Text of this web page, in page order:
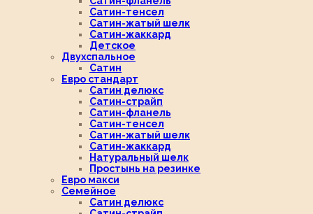
Сатин-тенсел
Сатин-жатый шелк
Сатин-жаккард
Детское
Двухспальное
Сатин
Евро стандарт
Сатин делюкс
Сатин-страйп
Сатин-фланель
Сатин-тенсел
Сатин-жатый шелк
Сатин-жаккард
Натуральный шелк
Простынь на резинке
Евро макси
Семейное
Сатин делюкс